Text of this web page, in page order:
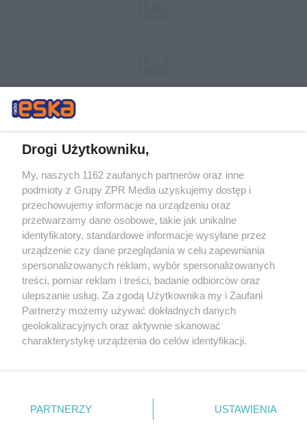
Żaden utwór zamieszczony w serwisie nie może być powielany i
rozpowszechniany lub dalej rozpowszechniany w jakikolwiek sposób (w
tym także elektroniczny lub mechaniczny) na jakimkolwiek polu
eksploatacji w jakiejkolwiek formie, włącznie z umieszczaniem w
Internecie bez pisemnej zgody właściciela praw. Jakiekolwiek użycie lub
wykorzystanie utworów w całości lub w części z naruszeniem prawa,
tzn. bez właściwej zgody, jest zabronione pod groźbą kary i może być
ścigane prawnie.
Drogi Użytkowniku,
My, naszych 1162 zaufanych partnerów oraz inne
podmioty z Grupy ZPR Media uzyskujemy dostęp i
przechowujemy informacje na urządzeniu oraz
przetwarzamy dane osobowe, takie jak unikalne
identyfikatory, standardowe informacje wysyłane przez
urządzenie czy dane przeglądania w celu zapewniania
spersonalizowanych reklam, wybór spersonalizowanych
treści, pomiar reklam i treści, badanie odbiorców oraz
ulepszanie usług. Za zgodą Użytkownika my i Zaufani
Partnerzy możemy używać dokładnych danych
geolokalizacyjnych oraz aktywnie skanować
charakterystykę urządzenia do celów identyfikacji.
zmienić/wycofać klikając przycisk ustawień prywatności
znajdujący się w lewym dolnym rogu strony
PARTNERZY USTAWIENIA